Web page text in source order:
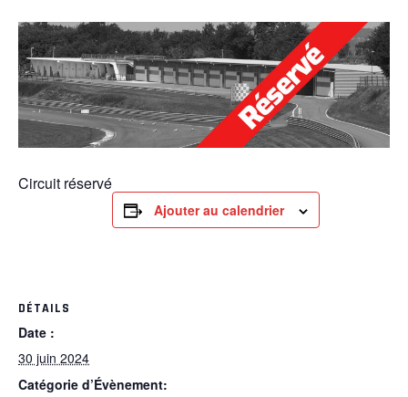
Circuit réservé
Ajouter au calendrier
DÉTAILS
Date :
30 juin 2024
Catégorie d’Évènement: